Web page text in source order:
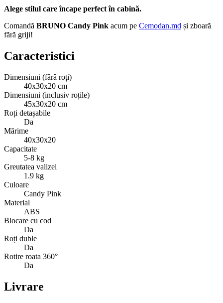
Alege stilul care încape perfect în cabină.
Comandă BRUNO Candy Pink acum pe Cemodan.md și zboară
fără griji!
Caracteristici
Dimensiuni (fǎrǎ roți)
40x30x20 cm
Dimensiuni (inclusiv roțile)
45x30x20 cm
Roți detașabile
Da
Mărime
40x30x20
Capacitate
5-8 kg
Greutatea valizei
1.9 kg
Culoare
Candy Pink
Material
ABS
Blocare cu cod
Da
Roți duble
Da
Rotire roata 360°
Da
Livrare